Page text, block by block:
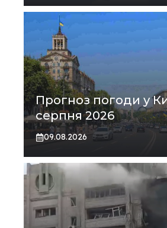
Прогноз погоди у
серпня 2026
09.08.2026